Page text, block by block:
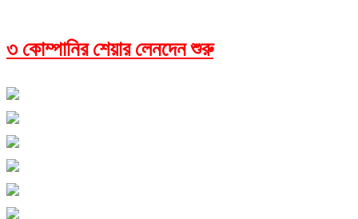
৩ কোম্পানির শেয়ার লেনদেন শুরু